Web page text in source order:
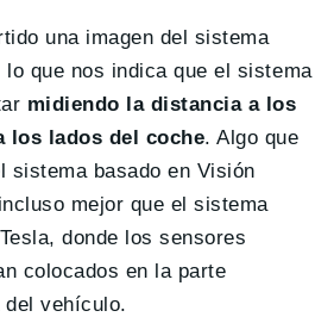
una imagen del sistema
que nos indica que el sistema
midiendo la distancia a los
los lados del coche. Algo que
sistema basado en Visión
mejor que el sistema
donde los sensores
colocados en la parte
vehículo.